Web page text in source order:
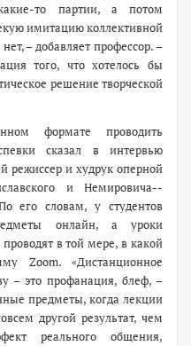
то партии, а потом
имитацию коллективной
– добавляет профессор. –
того, что хотелось бы
решение творческой
формате проводить
сказал в интервью
режиссер и худрук оперной
и Немировича-­
его словам, у студентов
онлайн, а уроки
проводят в той мере, в какой
Zoom. «Дистанционное
– это профанация, блеф, –
предметы, когда лекции
другой результат, чем
реального общения,